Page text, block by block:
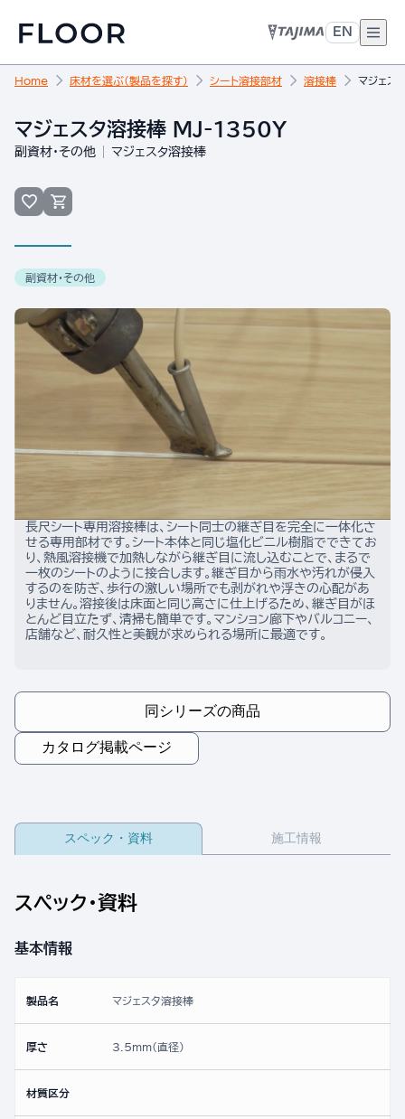
EN
Home 床材を選ぶ（製品を探す） シート溶接部材 溶接棒 マジェ
マジェスタ溶接棒 MJ-1350Y
副資材・その他 マジェスタ溶接棒
副資材・その他
長尺シート専用溶接棒は、シート同士の継ぎ目を完全に一体化さ
せる専用部材です。シート本体と同じ塩化ビニル樹脂でできてお
り、熱風溶接機で加熱しながら継ぎ目に流し込むことで、まるで
一枚のシートのように接合します。継ぎ目から雨水や汚れが侵入
するのを防ぎ、歩行の激しい場所でも剥がれや浮きの心配があ
りません。溶接後は床面と同じ高さに仕上げるため、継ぎ目がほ
とんど目立たず、清掃も簡単です。マンション廊下やバルコニー、
店舗など、耐久性と美観が求められる場所に最適です。
同シリーズの商品
カタログ掲載ページ
スペック・資料 施工情報
スペック・資料
基本情報
製品名 マジェスタ溶接棒
厚さ 3.5mm(直径)
材質区分